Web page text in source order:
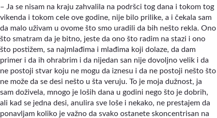
– Ja se nisam na kraju zahvalila na podršci tog dana i tokom tog
vikenda i tokom cele ove godine, nije bilo prilike, a i čekala sam
da malo uživam u ovome što smo uradili da bih nešto rekla. Ono
što smatram da je bitno, jeste da ono što radim na stazi i ono
što postižem, sa najmlađima i mlađima koji dolaze, da dam
primer i da ih ohrabrim i da nijedan san nije dovoljno velik i da
ne postoji stvar koju ne mogu da iznesu i da ne postoji nešto što
ne može da se desi nešto u šta veruju. To je moja dužnost, ja
sam doživela, mnogo je loših dana u godini nego što je dobrih,
ali kad se jedna desi, anulira sve loše i nekako, ne prestajem da
ponavljam koliko je važno da svako ostanete skoncentrisan na